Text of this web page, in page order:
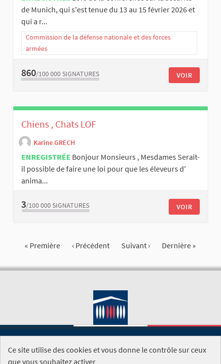
de Munich, qui s'est tenue du 13 au 15 février 2026 et
qui a r...
Commission de la défense nationale et des forces
armées
860/100 000 SIGNATURES VOIR
Chiens , Chats LOF
Karine GRECH
ENREGISTRÉE Bonjour Monsieurs , Mesdames Serait-
il possible de faire une loi pour que les éleveurs d'
anima...
3/100 000 SIGNATURES VOIR
« Première ‹ Précédent Suivant › Dernière »
SITE DE L'ASSEMBLÉE NATIONALE
Ce site utilise des cookies et vous donne le contrôle sur ceux
que vous souhaitez activer